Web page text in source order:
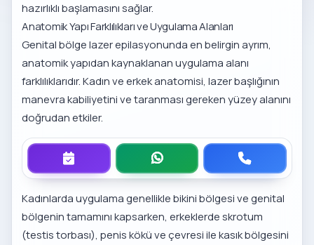
hazırlıklı başlamasını sağlar.
Anatomik Yapı Farklılıkları ve Uygulama Alanları
Genital bölge lazer epilasyonunda en belirgin ayrım,
anatomik yapıdan kaynaklanan uygulama alanı
farklılıklarıdır. Kadın ve erkek anatomisi, lazer başlığının
manevra kabiliyetini ve taranması gereken yüzey alanını
doğrudan etkiler.
Kadınlarda uygulama genellikle bikini bölgesi ve genital
bölgenin tamamını kapsarken, erkeklerde skrotum
(testis torbası), penis kökü ve çevresi ile kasık bölgesini